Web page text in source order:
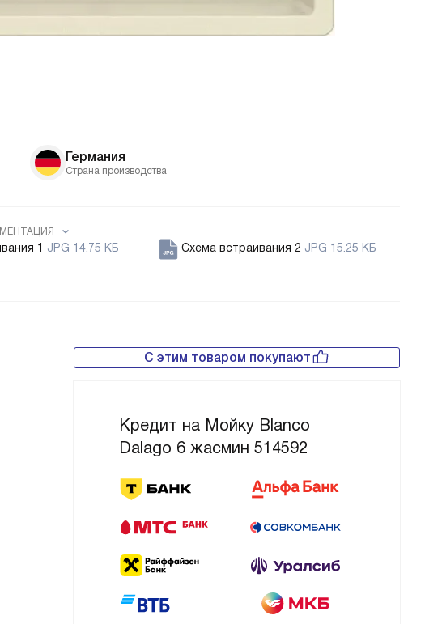
Германия
Страна производства
1 JPG 14.75 КБ Схема встраивания 2 JPG 15.25 КБ
С этим товаром покупают
Кредит на Мойку Blanco
Dalago 6 жасмин 514592